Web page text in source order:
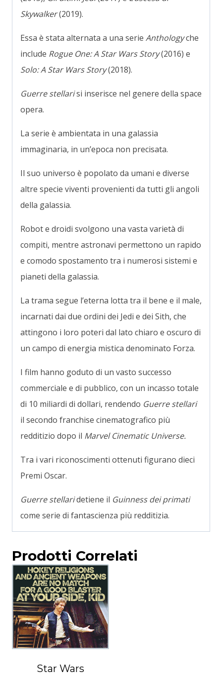
Skywalker(2019).
Essa è stata alternata a una serie Anthologyche
include Rogue One: A Star Wars Story(2016) e
Solo: A Star Wars Story(2018).
Guerre stellarisi inserisce nel genere della space
opera.
La serie è ambientata in una galassia
immaginaria, in un’epoca non precisata.
Il suo universo è popolato da umani e diverse
altre specie viventi provenienti da tutti gli angoli
della galassia.
Robot e droidi svolgono una vasta varietà di
compiti, mentre astronavi permettono un rapido
e comodo spostamento tra i numerosi sistemi e
pianeti della galassia.
La trama segue l’eterna lotta tra il bene e il male,
incarnati dai due ordini dei Jedi e dei Sith, che
attingono i loro poteri dal lato chiaro e oscuro di
un campo di energia mistica denominato Forza.
I film hanno goduto di un vasto successo
commerciale e di pubblico, con un incasso totale
di 10 miliardi di dollari, rendendo Guerre stellari
il secondo franchise cinematografico più
redditizio dopo il Marvel Cinematic Universe.
Tra i vari riconoscimenti ottenuti figurano dieci
Premi Oscar.
Guerre stellaridetiene il Guinness dei primati
come serie di fantascienza più redditizia.
Prodotti Correlati
Star Wars